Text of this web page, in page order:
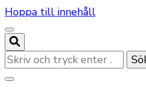
Hoppa till innehåll
Letar
du
efter